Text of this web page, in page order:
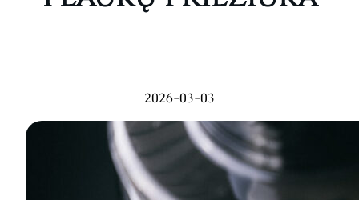
2026-03-03